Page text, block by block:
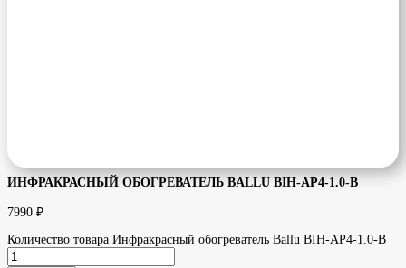
ИНФРАКРАСНЫЙ ОБОГРЕВАТЕЛЬ BALLU BIH-AP4-1.0-B
7990 ₽
Количество товара Инфракрасный обогреватель Ballu BIH-AP4-1.0-B